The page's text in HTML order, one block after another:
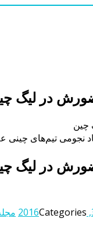
در لیگ
چین
نجومی تیم‌های چینی
در لیگ
Categories